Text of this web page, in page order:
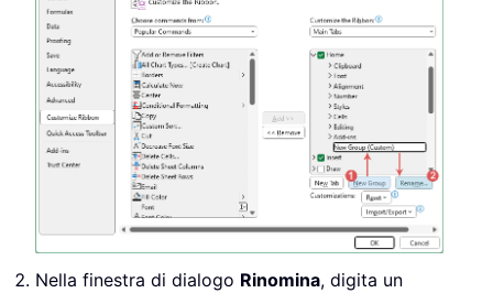
Nella finestra di dialogo Rinomina, digita un